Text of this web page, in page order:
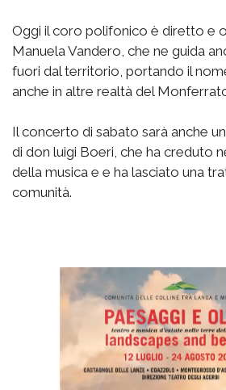
Oggi il coro polifonico è diretto e
Manuela Vandero, che ne guida
fuori dal territorio, portando il
anche in altre realtà del
Il concerto di sabato sarà anche
di don luigi Boeri, che ha creduto
della musica e e ha lasciato una
comunità.